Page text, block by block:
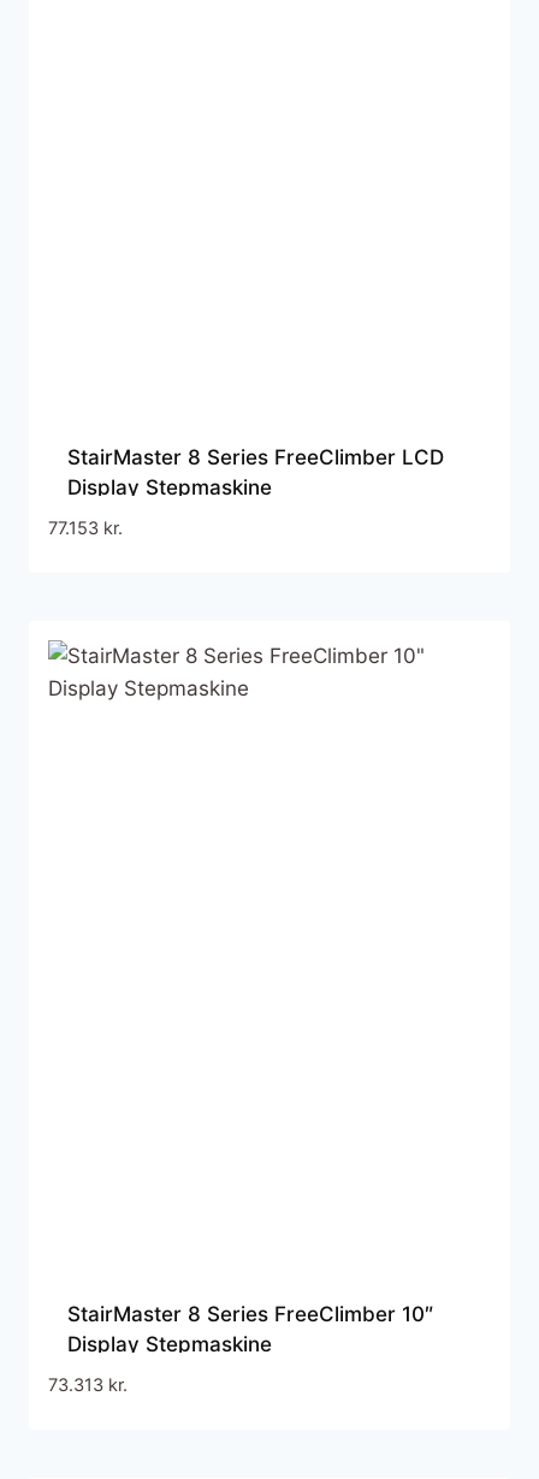
StairMaster 8 Series FreeClimber LCD
Display Stepmaskine
77.153 kr.
StairMaster 8 Series FreeClimber 10″
Display Stepmaskine
73.313 kr.